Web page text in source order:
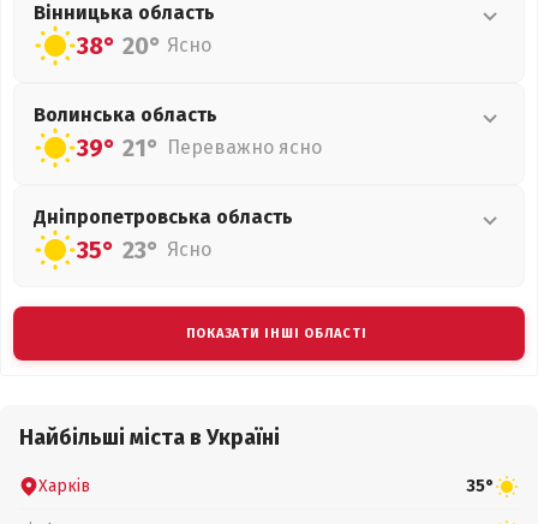
Вінницька область
38° 20° Ясно
Волинська область
39° 21° Переважно ясно
Дніпропетровська область
35° 23° Ясно
ПОКАЗАТИ ІНШІ ОБЛАСТІ
Найбільші міста в Україні
Харків 35°